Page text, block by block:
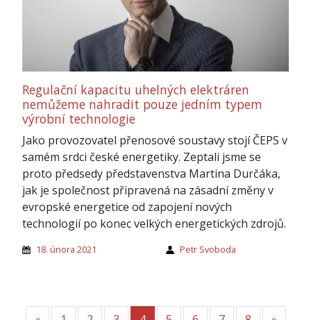
Regulační kapacitu uhelných elektráren
nemůžeme nahradit pouze jedním typem
výrobní technologie
Jako provozovatel přenosové soustavy stojí ČEPS v
samém srdci české energetiky. Zeptali jsme se
proto předsedy představenstva Martina Durčáka,
jak je společnost připravená na zásadní změny v
evropské energetice od zapojení nových
technologií po konec velkých energetických zdrojů.
18. února 2021 Petr Svoboda